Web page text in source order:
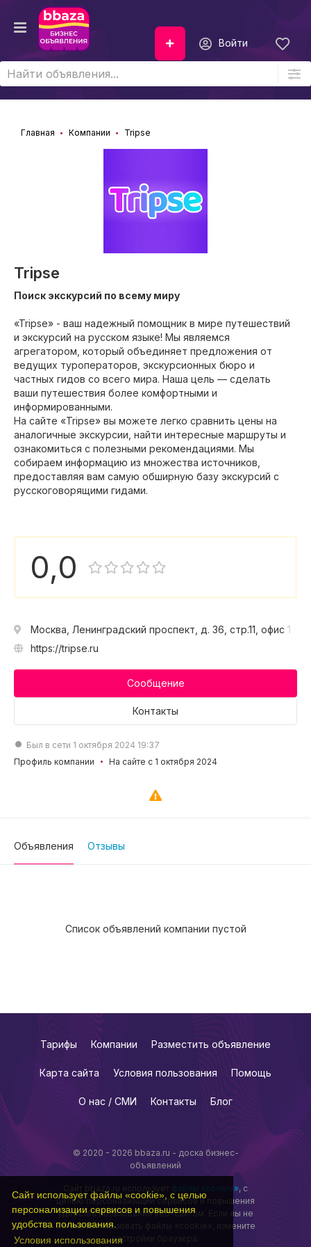
Сайт использует файлы «cookie», с целью
персонализации сервисов и повышения
удобства пользования.
Условия использования
Войти
Главная Компании Tripse
Tripse
Поиск экскурсий по всему миру
«Tripse» - ваш надежный помощник в мире путешествий
и экскурсий на русском языке! Мы являемся
агрегатором, который объединяет предложения от
ведущих туроператоров, экскурсионных бюро и
частных гидов со всего мира. Наша цель — сделать
ваши путешествия более комфортными и
информированными.
На сайте «Tripse» вы можете легко сравнить цены на
аналогичные экскурсии, найти интересные маршруты и
ознакомиться с полезными рекомендациями. Мы
собираем информацию из множества источников,
предоставляя вам самую обширную базу экскурсий с
русскоговорящими гидами.
0,0
Москва, Ленинградский проспект, д. 36, стр.11, офис 1
https://tripse.ru
Сообщение
Контакты
Был в сети 1 октября 2024 19:37
Профиль компании
На сайте с 1 октября 2024
Объявления Отзывы
Список объявлений компании пустой
© 2020 - 2026 bbaza.ru - доска бизнес-
объявлений
Сайт bbaza.ru использует файлы «cookie», с
целью персонализации сервисов и повышения
удобства пользования веб-сайтом. Если вы не
хотите использовать файлы «cookie», измените
настройки браузера.
Тарифы Компании Разместить объявление
Карта сайта Условия пользования Помощь
О нас / СМИ Контакты Блог